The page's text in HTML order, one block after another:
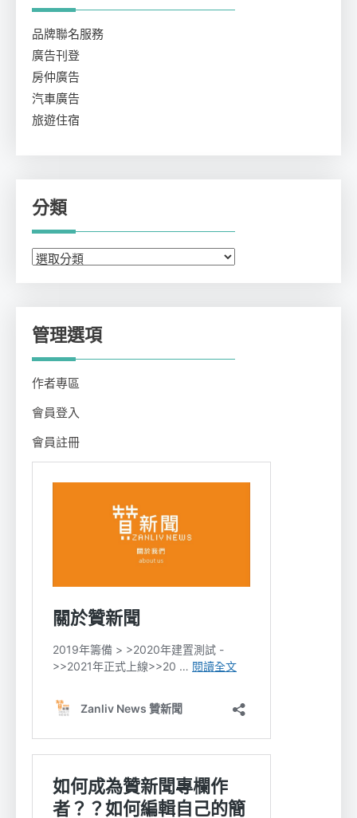
品牌聯名服務
廣告刊登
房仲廣告
汽車廣告
旅遊住宿
分類
分
管理選項
作者專區
會員登入
會員註冊